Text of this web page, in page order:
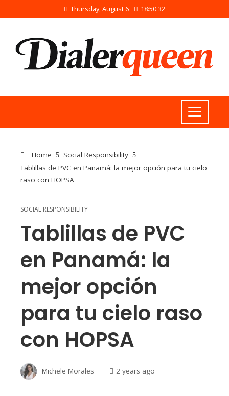
Thursday, August 6 18:50:32
Home
Social Responsibility
Tablillas de PVC en Panamá: la mejor opción para tu cielo
raso con HOPSA
SOCIAL RESPONSIBILITY
Tablillas de PVC
en Panamá: la
mejor opción
para tu cielo raso
con HOPSA
Michele Morales 2 years ago